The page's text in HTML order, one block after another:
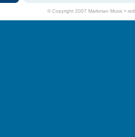
© Copyright 2007 Markman Music •